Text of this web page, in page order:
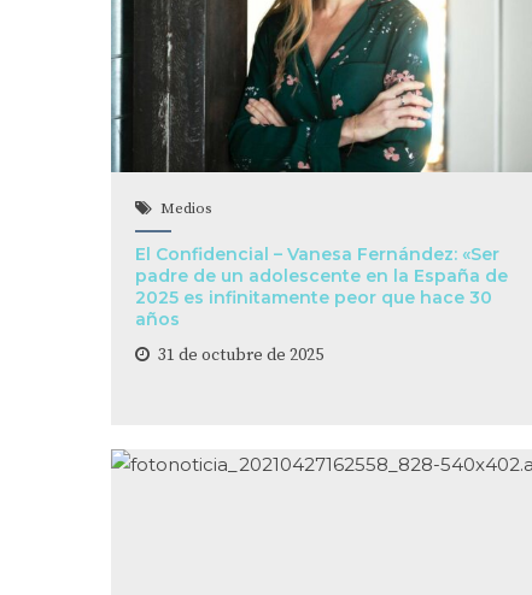
Medios
El Confidencial – Vanesa Fernández: «Ser
padre de un adolescente en la España de
2025 es infinitamente peor que hace 30
años
31 de octubre de 2025